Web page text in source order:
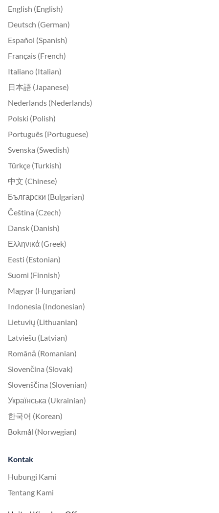
English (English)
Deutsch (German)
Español (Spanish)
Français (French)
Italiano (Italian)
日本語 (Japanese)
Nederlands (Nederlands)
Polski (Polish)
Português (Portuguese)
Svenska (Swedish)
Türkçe (Turkish)
中文 (Chinese)
Български (Bulgarian)
Čeština (Czech)
Dansk (Danish)
Ελληνικά (Greek)
Eesti (Estonian)
Suomi (Finnish)
Magyar (Hungarian)
Indonesia (Indonesian)
Lietuvių (Lithuanian)
Latviešu (Latvian)
Română (Romanian)
Slovenčina (Slovak)
Slovenščina (Slovenian)
Українська (Ukrainian)
한국어 (Korean)
Bokmål (Norwegian)
Kontak
Hubungi Kami
Tentang Kami